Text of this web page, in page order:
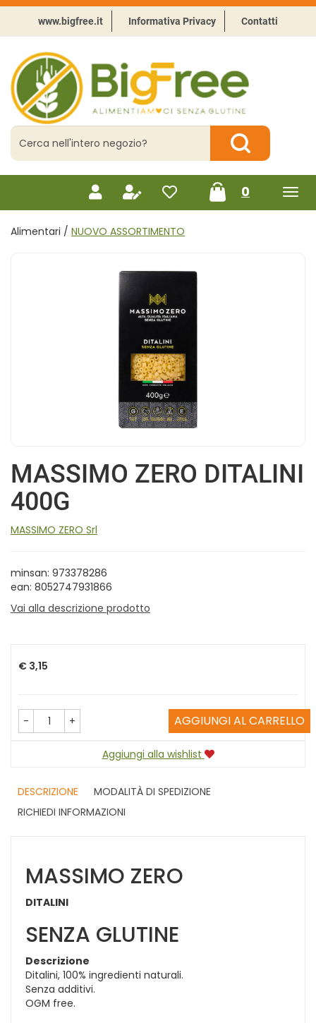
Passa
contenuto
principale
www.bigfree.it Informativa Privacy Contatti
BigFree
-
Punto
celiachia
Cerca
Prodotto
Cerca Prodotto
0prodotti
inseriti
Alimentari / NUOVO ASSORTIMENTO
MASSIMO ZERO DITALINI
400G
MASSIMO ZERO Srl
minsan: 973378286
ean: 8052747931866
Vai alla descrizione prodotto
Prezzo
€ 3,15
- + AGGIUNGI AL CARRELLO
Aggiungi alla wishlist
DESCRIZIONE
MODALITÀ DI SPEDIZIONE
RICHIEDI INFORMAZIONI
MASSIMO ZERO
DITALINI
SENZA GLUTINE
Descrizione
Ditalini, 100% ingredienti naturali.
Senza additivi.
OGM free.